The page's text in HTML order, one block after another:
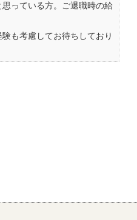
っている方。ご退職時の給
も考慮してお待ちしており